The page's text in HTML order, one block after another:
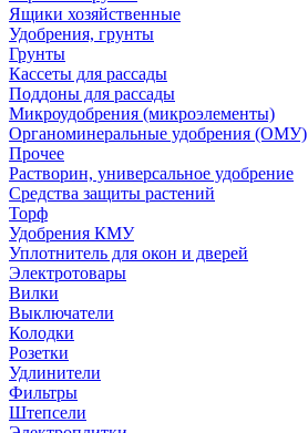
Ящики хозяйственные
Удобрения, грунты
Грунты
Кассеты для рассады
Поддоны для рассады
Микроудобрения (микроэлементы)
Органоминеральные удобрения (ОМУ)
Прочее
Растворин, универсальное удобрение
Средства защиты растений
Торф
Удобрения КМУ
Уплотнитель для окон и дверей
Электротовары
Вилки
Выключатели
Колодки
Розетки
Удлинители
Фильтры
Штепсели